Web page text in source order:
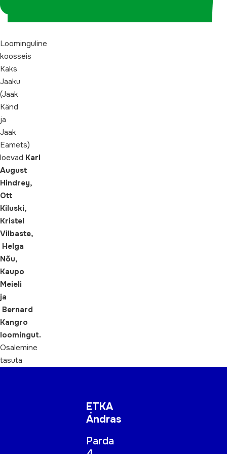
Loominguline
koosseis
Kaks
Jaaku
(Jaak
Känd
ja
Jaak
Eamets)
loevad Karl
August
Hindrey,
Ott
Kiluski,
Kristel
Vilbaste,
Helga
Nõu,
Kaupo
Meieli
ja
Bernard
Kangro
loomingut.
Osalemine
tasuta
ETKA
Andras
Parda